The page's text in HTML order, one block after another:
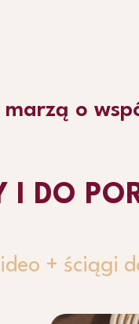
o
I DO
+ ściągi